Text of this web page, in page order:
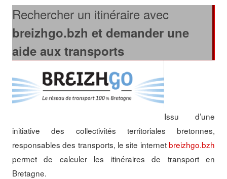
Rechercher un itinéraire avec
breizhgo.bzh et demander une
aide aux transports
Issu d’une
initiative des collectivités territoriales bretonnes,
responsables des transports, le site internetbreizhgo.bzh
permet de calculer les itinéraires de transport en
Bretagne.